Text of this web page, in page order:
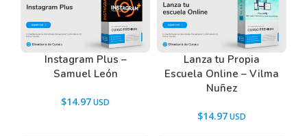
Instagram Plus –
Samuel León
$14.97
Lanza tu Propia
Escuela Online – Vilma
Nuñez
$14.97